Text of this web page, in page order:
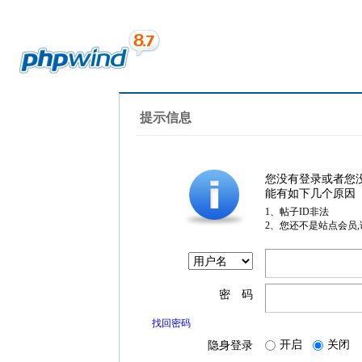
提示信息
您没有登录或者您
能有如下几个原因
1、帖子ID非法
2、您还不是站点会员
密 码
找回密码
隐身登录 开启 关闭